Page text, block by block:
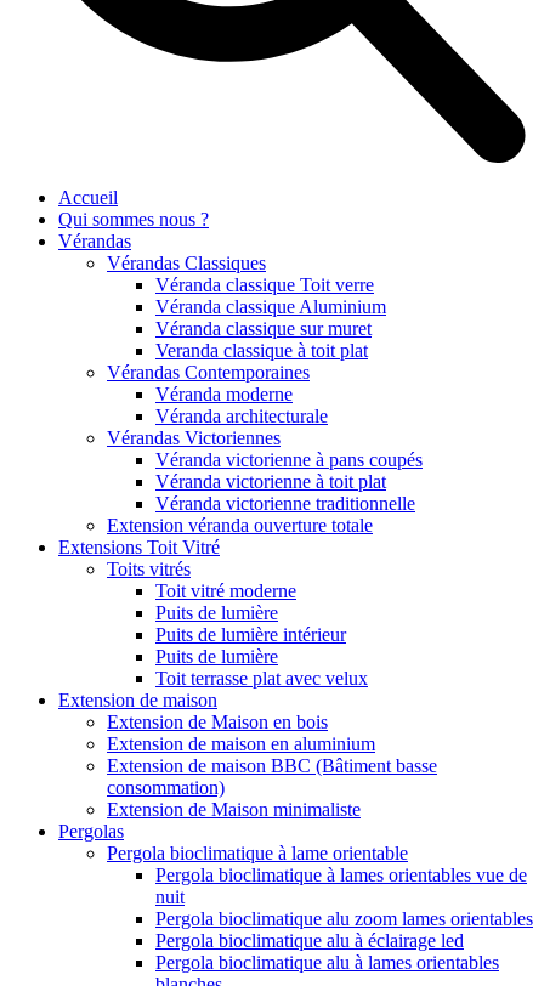
Accueil
Qui sommes nous ?
Vérandas
Vérandas Classiques
Véranda classique Toit verre
Véranda classique Aluminium
Véranda classique sur muret
Veranda classique à toit plat
Vérandas Contemporaines
Véranda moderne
Véranda architecturale
Vérandas Victoriennes
Véranda victorienne à pans coupés
Véranda victorienne à toit plat
Véranda victorienne traditionnelle
Extension véranda ouverture totale
Extensions Toit Vitré
Toits vitrés
Toit vitré moderne
Puits de lumière
Puits de lumière intérieur
Puits de lumière
Toit terrasse plat avec velux
Extension de maison
Extension de Maison en bois
Extension de maison en aluminium
Extension de maison BBC (Bâtiment basse
consommation)
Extension de Maison minimaliste
Pergolas
Pergola bioclimatique à lame orientable
Pergola bioclimatique à lames orientables vue de
nuit
Pergola bioclimatique alu zoom lames orientables
Pergola bioclimatique alu à éclairage led
Pergola bioclimatique alu à lames orientables